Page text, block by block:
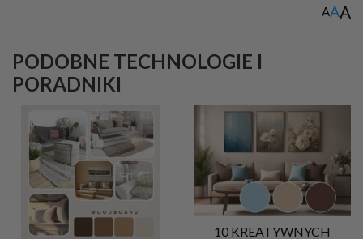
AAA
PODOBNE TECHNOLOGIE I
PORADNIKI
10 KREATYWNYCH